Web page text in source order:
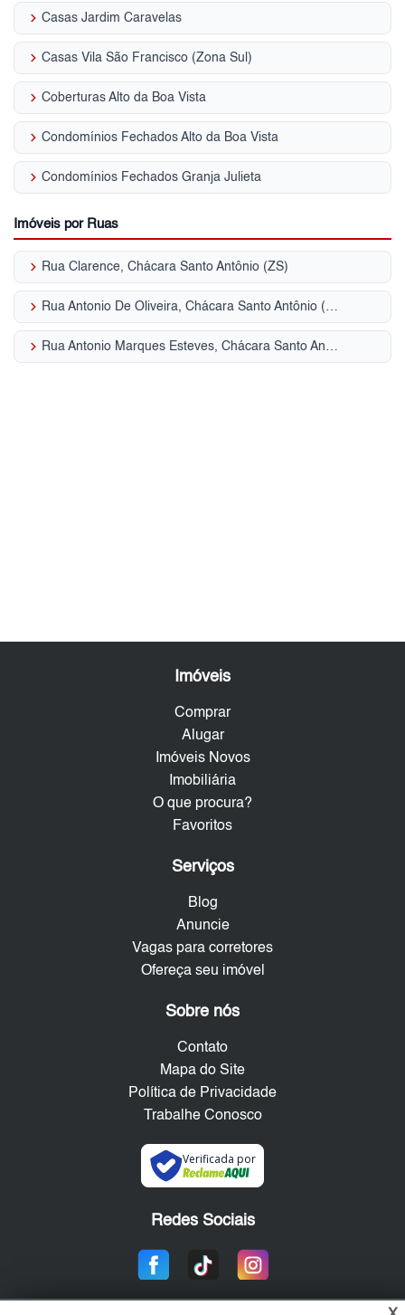
keyboard_arrow_right Casas Jardim Caravelas
keyboard_arrow_right Casas Vila São Francisco (Zona Sul)
keyboard_arrow_right Coberturas Alto da Boa Vista
keyboard_arrow_right Condomínios Fechados Alto da Boa Vista
keyboard_arrow_right Condomínios Fechados Granja Julieta
Imóveis por Ruas
keyboard_arrow_right Rua Clarence, Chácara Santo Antônio (ZS)
keyboard_arrow_right Rua Antonio De Oliveira, Chácara Santo Antônio (ZS)
keyboard_arrow_right Rua Antonio Marques Esteves, Chácara Santo Antônio (ZS)
Imóveis
Comprar
Alugar
Imóveis Novos
Imobiliária
O que procura?
Favoritos
Serviços
Blog
Anuncie
Vagas para corretores
Ofereça seu imóvel
Sobre nós
Contato
Mapa do Site
Política de Privacidade
Trabalhe Conosco
Verificada por
Redes Sociais